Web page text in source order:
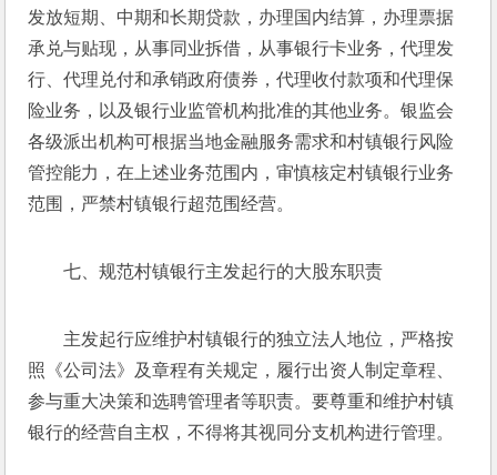
发放短期、中期和长期贷款，办理国内结算，办理票据
承兑与贴现，从事同业拆借，从事银行卡业务，代理发
行、代理兑付和承销政府债券，代理收付款项和代理保
险业务，以及银行业监管机构批准的其他业务。银监会
各级派出机构可根据当地金融服务需求和村镇银行风险
管控能力，在上述业务范围内，审慎核定村镇银行业务
范围，严禁村镇银行超范围经营。
七、规范村镇银行主发起行的大股东职责
主发起行应维护村镇银行的独立法人地位，严格按
照《公司法》及章程有关规定，履行出资人制定章程、
参与重大决策和选聘管理者等职责。要尊重和维护村镇
银行的经营自主权，不得将其视同分支机构进行管理。